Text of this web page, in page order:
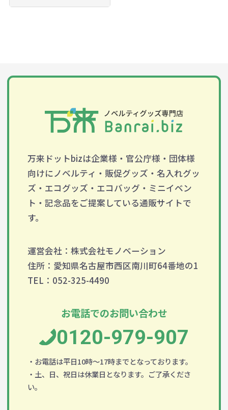
万来ドットbizは企業様・官公庁様・団体様
向けにノベルティ・販促グッズ・名入れグッ
ズ・エコグッズ・エコバッグ・ミニイベン
ト・記念品をご提案している通販サイトで
す。
運営会社：株式会社モノベーション
住所：愛知県名古屋市西区南川町64番地の1
TEL：052-325-4490
お電話でのお問い合わせ
0120-979-907
・お電話は平日10時～17時までとなっております。
・土、日、祝日は休業日となります。ご了承くださ
い。